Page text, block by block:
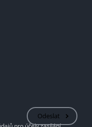
Odeslat